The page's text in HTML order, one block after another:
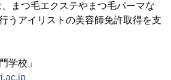
まつ毛エクステやまつ毛パーマな
うアイリストの美容師免許取得を支
学校」